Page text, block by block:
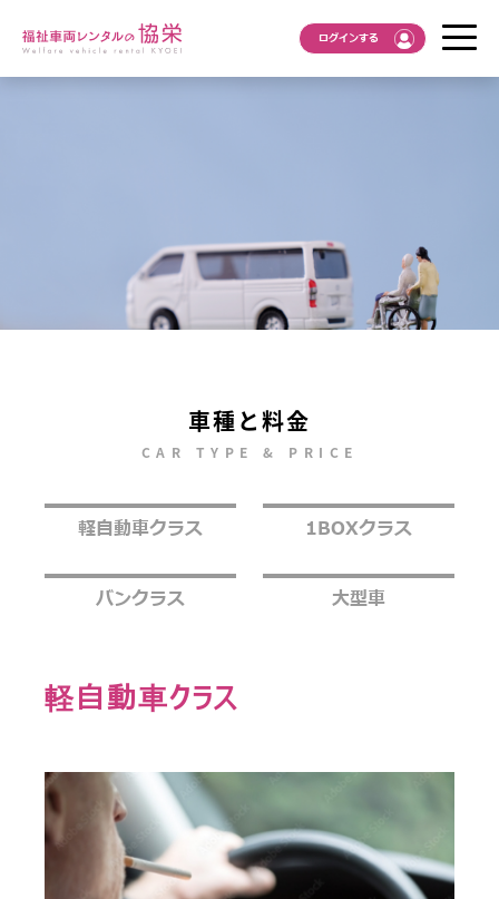
ログインする
車種と料金
CAR TYPE & PRICE
軽自動車クラス 1BOXクラス
バンクラス 大型車
軽自動車クラス